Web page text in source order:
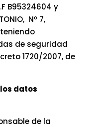
B95324604 y
Nº 7,
teniendo
de seguridad
1720/2007, de
datos
de la